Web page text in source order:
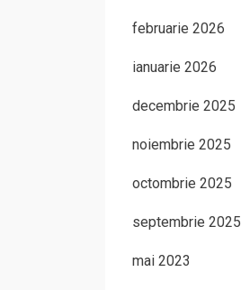
februarie 2026
ianuarie 2026
decembrie 2025
noiembrie 2025
octombrie 2025
septembrie 2025
mai 2023